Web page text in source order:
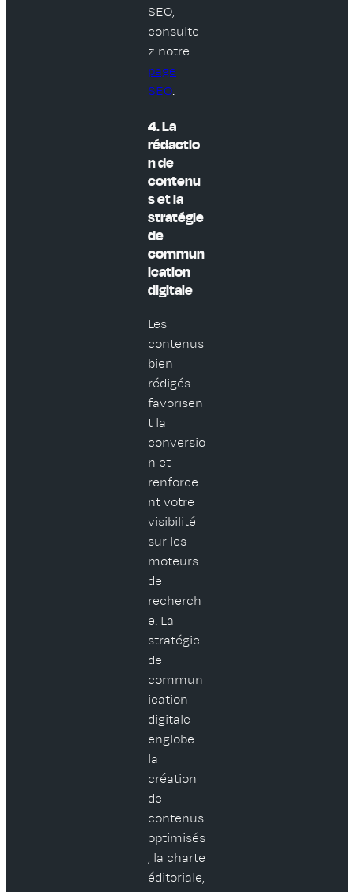
SEO,
consulte
z notre
page
SEO
4. La
rédactio
n de
contenu
s et la
stratégie
de
commun
ication
digitale
Les
contenus
bien
rédigés
favorisen
t la
conversio
n et
renforce
nt votre
visibilité
sur les
moteurs
de
recherch
e. La
stratégie
de
commun
ication
digitale
englobe
la
création
de
contenus
optimisés
, la charte
éditoriale,